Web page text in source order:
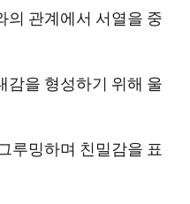
의 관계에서 서열을 중
감을 형성하기 위해 울
루밍하며 친밀감을 표